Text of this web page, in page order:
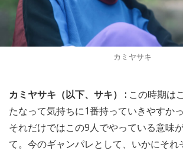
カミヤサキ
カミヤサキ（以下、サキ） : この時期は
たなって気持ちに1番持っていきやすか
それだけではこの9人でやっている意味
て。今のギャンパレとして、いかにそれ